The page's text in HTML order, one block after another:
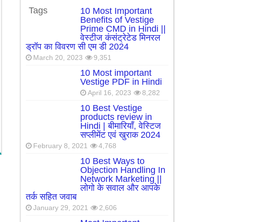
Tags
10 Most Important
Benefits of Vestige
Prime CMD in Hindi ||
वेस्टीज कंसंट्रेटेड मिनरल
ड्रॉप का विवरण सी एम डी 2024
March 20, 2023 9,351
10 Most important
Vestige PDF in Hindi
April 16, 2023 8,282
10 Best Vestige
products review in
Hindi | बीमारियाँ, वेस्टिज
सप्लीमेंट एवं खुराक 2024
February 8, 2021 4,768
10 Best Ways to
Objection Handling In
Network Marketing ||
लोगो के सवाल और आपके
तर्क सहित जवाब
January 29, 2021 2,606